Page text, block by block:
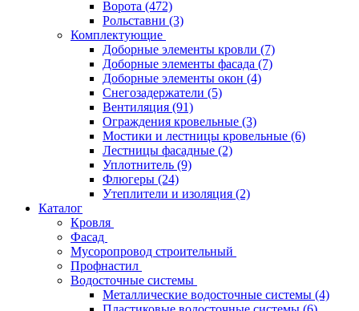
Ворота (472)
Рольставни (3)
Комплектующие
Доборные элементы кровли (7)
Доборные элементы фасада (7)
Доборные элементы окон (4)
Снегозадержатели (5)
Вентиляция (91)
Ограждения кровельные (3)
Мостики и лестницы кровельные (6)
Лестницы фасадные (2)
Уплотнитель (9)
Флюгеры (24)
Утеплители и изоляция (2)
Каталог
Кровля
Фасад
Мусоропровод строительный
Профнастил
Водосточные системы
Металлические водосточные системы (4)